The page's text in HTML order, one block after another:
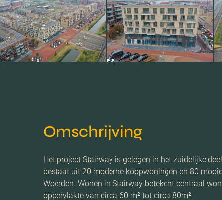
Omschrijving
Het project Stairway is gelegen in het zuidelijke
bestaat uit 20 moderne koopwoningen en 80
Woerden. Wonen in Stairway betekent centraal
oppervlakte van circa 60 m² tot circa 80m².